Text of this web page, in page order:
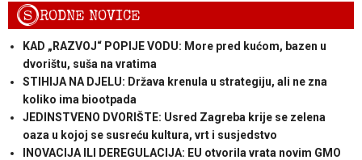
SRODNE NOVICE
KAD „RAZVOJ“ POPIJE VODU: More pred kućom, bazen u
dvorištu, suša na vratima
STIHIJA NA DJELU: Država krenula u strategiju, ali ne zna
koliko ima biootpada
JEDINSTVENO DVORIŠTE: Usred Zagreba krije se zelena
oaza u kojoj se susreću kultura, vrt i susjedstvo
INOVACIJA ILI DEREGULACIJA: EU otvorila vrata novim GMO